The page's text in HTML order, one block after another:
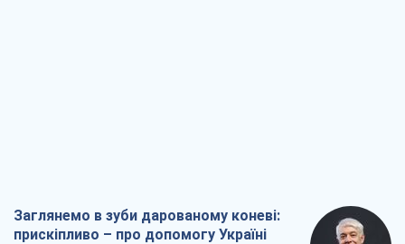
Заглянемо в зуби дарованому коневі:
прискіпливо – про допомогу Україні